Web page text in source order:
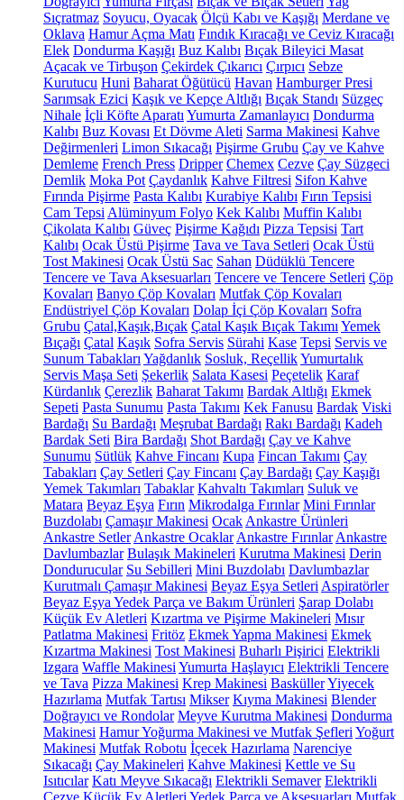
Sıçratmaz Soyucu, Oyacak Ölçü Kabı ve Kaşığı Merdane ve
Oklava Hamur Açma Matı Fındık Kıracağı ve Ceviz Kıracağı
Elek Dondurma Kaşığı Buz Kalıbı Bıçak Bileyici Masat
Açacak ve Tirbuşon Çekirdek Çıkarıcı Çırpıcı Sebze
Kurutucu Huni Baharat Öğütücü Havan Hamburger Presi
Sarımsak Ezici Kaşık ve Kepçe Altlığı Bıçak Standı Süzgeç
Nihale İçli Köfte Aparatı Yumurta Zamanlayıcı Dondurma
Kalıbı Buz Kovası Et Dövme Aleti Sarma Makinesi Kahve
Değirmenleri Limon Sıkacağı Pişirme Grubu Çay ve Kahve
Demleme French Press Dripper Chemex Cezve Çay Süzgeci
Demlik Moka Pot Çaydanlık Kahve Filtresi Sifon Kahve
Fırında Pişirme Pasta Kalıbı Kurabiye Kalıbı Fırın Tepsisi
Cam Tepsi Alüminyum Folyo Kek Kalıbı Muffin Kalıbı
Çikolata Kalıbı Güveç Pişirme Kağıdı Pizza Tepsisi Tart
Kalıbı Ocak Üstü Pişirme Tava ve Tava Setleri Ocak Üstü
Tost Makinesi Ocak Üstü Sac Sahan Düdüklü Tencere
Tencere ve Tava Aksesuarları Tencere ve Tencere Setleri Çöp
Kovaları Banyo Çöp Kovaları Mutfak Çöp Kovaları
Endüstriyel Çöp Kovaları Dolap İçi Çöp Kovaları Sofra
Grubu Çatal,Kaşık,Bıçak Çatal Kaşık Bıçak Takımı Yemek
Bıçağı Çatal Kaşık Sofra Servis Sürahi Kase Tepsi Servis ve
Sunum Tabakları Yağdanlık Sosluk, ReçellikYumurtalık
Servis Maşa Seti Şekerlik Salata Kasesi Peçetelik Karaf
Kürdanlık Çerezlik Baharat Takımı Bardak Altlığı Ekmek
Sepeti Pasta Sunumu Pasta Takımı Kek Fanusu Bardak Viski
Bardağı Su Bardağı Meşrubat Bardağı Rakı Bardağı Kadeh
Bardak Seti Bira Bardağı Shot Bardağı Çay ve Kahve
Sunumu Sütlük Kahve Fincanı Kupa Fincan Takımı Çay
Tabakları Çay Setleri Çay Fincanı Çay Bardağı Çay Kaşığı
Yemek Takımları Tabaklar Kahvaltı Takımları Suluk ve
Matara Beyaz Eşya Fırın Mikrodalga Fırınlar Mini Fırınlar
Buzdolabı Çamaşır Makinesi Ocak Ankastre Ürünleri
Ankastre Setler Ankastre Ocaklar Ankastre Fırınlar Ankastre
Davlumbazlar Bulaşık Makineleri Kurutma Makinesi Derin
Dondurucular Su Sebilleri Mini Buzdolabı Davlumbazlar
Kurutmalı Çamaşır Makinesi Beyaz Eşya Setleri Aspiratörler
Beyaz Eşya Yedek Parça ve Bakım Ürünleri Şarap Dolabı
Küçük Ev Aletleri Kızartma ve Pişirme Makineleri Mısır
Patlatma Makinesi Fritöz Ekmek Yapma Makinesi Ekmek
Kızartma Makinesi Tost Makinesi Buharlı Pişirici Elektrikli
Izgara Waffle Makinesi Yumurta Haşlayıcı Elektrikli Tencere
ve Tava Pizza Makinesi Krep Makinesi BasküllerYiyecek
Hazırlama Mutfak Tartısı Mikser Kıyma Makinesi Blender
Doğrayıcı ve Rondolar Meyve Kurutma Makinesi Dondurma
Makinesi Hamur Yoğurma Makinesi ve Mutfak Şefleri Yoğurt
Makinesi Mutfak Robotu İçecek Hazırlama Narenciye
Sıkacağı Çay Makineleri Kahve Makinesi Kettle ve Su
Isıtıcılar Katı Meyve Sıkacağı Elektrikli Semaver Elektrikli
Cezve Küçük Ev Aletleri Yedek Parça ve Aksesuarları Mutfak